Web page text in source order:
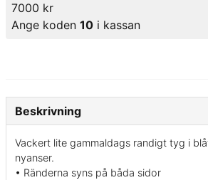
7000 kr
Ange koden 10 i kassan
Beskrivning
Vackert lite gammaldags randigt tyg i
nyanser.
• Ränderna syns på båda sidor